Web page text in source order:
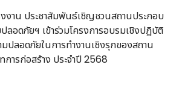
งาน ประชาสัมพันธ์เชิญชวนสถานประกอบ
ลอดภัยฯ เข้าร่วมโครงการอบรมเชิงปฏิบัติ
ปลอดภัยในการทํางานเชิงรุกของสถาน
การก่อสร้าง ประจําปี 2568